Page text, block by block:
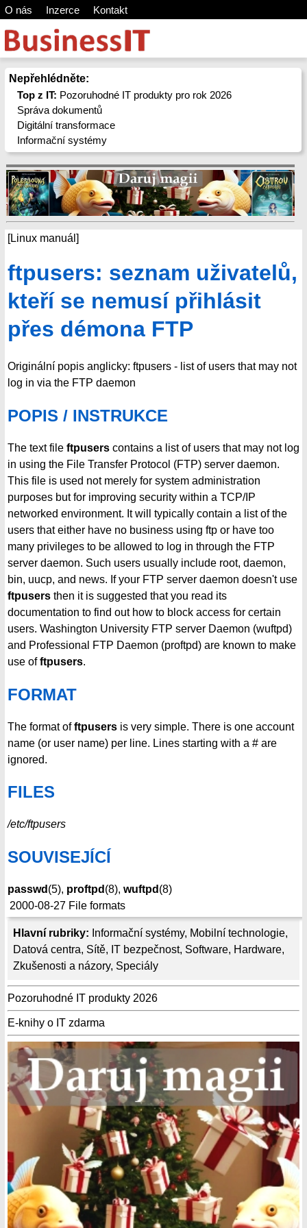
O nás Inzerce Kontakt
Nepřehlédněte:
Top z IT: Pozoruhodné IT produkty pro rok 2026
Správa dokumentů
Digitální transformace
Informační systémy
Hlavní rubriky: Informační systémy, Mobilní technologie,
Datová centra, Sítě, IT bezpečnost, Software, Hardware,
Zkušenosti a názory, Speciály
Pozoruhodné IT produkty 2026
E-knihy o IT zdarma
[Linux manuál]
ftpusers: seznam uživatelů,
kteří se nemusí přihlásit
přes démona FTP
Originální popis anglicky: ftpusers - list of users that may not
log in via the FTP daemon
POPIS / INSTRUKCE
The text file ftpusers contains a list of users that may not log
in using the File Transfer Protocol (FTP) server daemon.
This file is used not merely for system administration
purposes but for improving security within a TCP/IP
networked environment. It will typically contain a list of the
users that either have no business using ftp or have too
many privileges to be allowed to log in through the FTP
server daemon. Such users usually include root, daemon,
bin, uucp, and news. If your FTP server daemon doesn't use
ftpusers then it is suggested that you read its
documentation to find out how to block access for certain
users. Washington University FTP server Daemon (wuftpd)
and Professional FTP Daemon (proftpd) are known to make
use offtpusers.
FORMAT
The format offtpusers is very simple. There is one account
name (or user name) per line. Lines starting with a # are
ignored.
FILES
/etc/ftpusers
SOUVISEJÍCÍ
passwd (5), proftpd (8), wuftpd (8)
2000-08-27 File formats